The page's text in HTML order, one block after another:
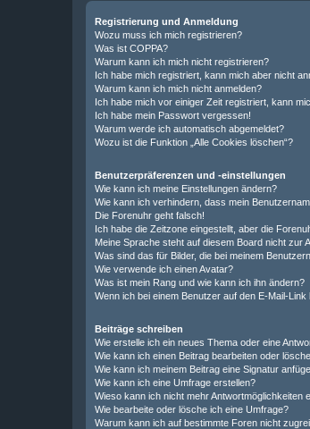
Registrierung und Anmeldung
Wozu muss ich mich registrieren?
Was ist COPPA?
Warum kann ich mich nicht registrieren?
Ich habe mich registriert, kann mich aber nicht
Warum kann ich mich nicht anmelden?
Ich habe mich vor einiger Zeit registriert, kann
Ich habe mein Passwort vergessen!
Warum werde ich automatisch abgemeldet?
Wozu ist die Funktion „Alle Cookies löschen“?
Benutzerpräferenzen und -einstellungen
Wie kann ich meine Einstellungen ändern?
Wie kann ich verhindern, dass mein
Die Forenuhr geht falsch!
Ich habe die Zeitzone eingestellt, aber die
Meine Sprache steht auf diesem Board nicht zur
Was sind das für Bilder, die bei meinem
Wie verwende ich einen Avatar?
Was ist mein Rang und wie kann ich ihn ändern?
Wenn ich bei einem Benutzer auf den E-Mail-
Beiträge schreiben
Wie erstelle ich ein neues Thema oder eine
Wie kann ich einen Beitrag bearbeiten oder
Wie kann ich meinem Beitrag eine Signatur
Wie kann ich eine Umfrage erstellen?
Wieso kann ich nicht mehr Antwortmöglichkeiten
Wie bearbeite oder lösche ich eine Umfrage?
Warum kann ich auf bestimmte Foren nicht